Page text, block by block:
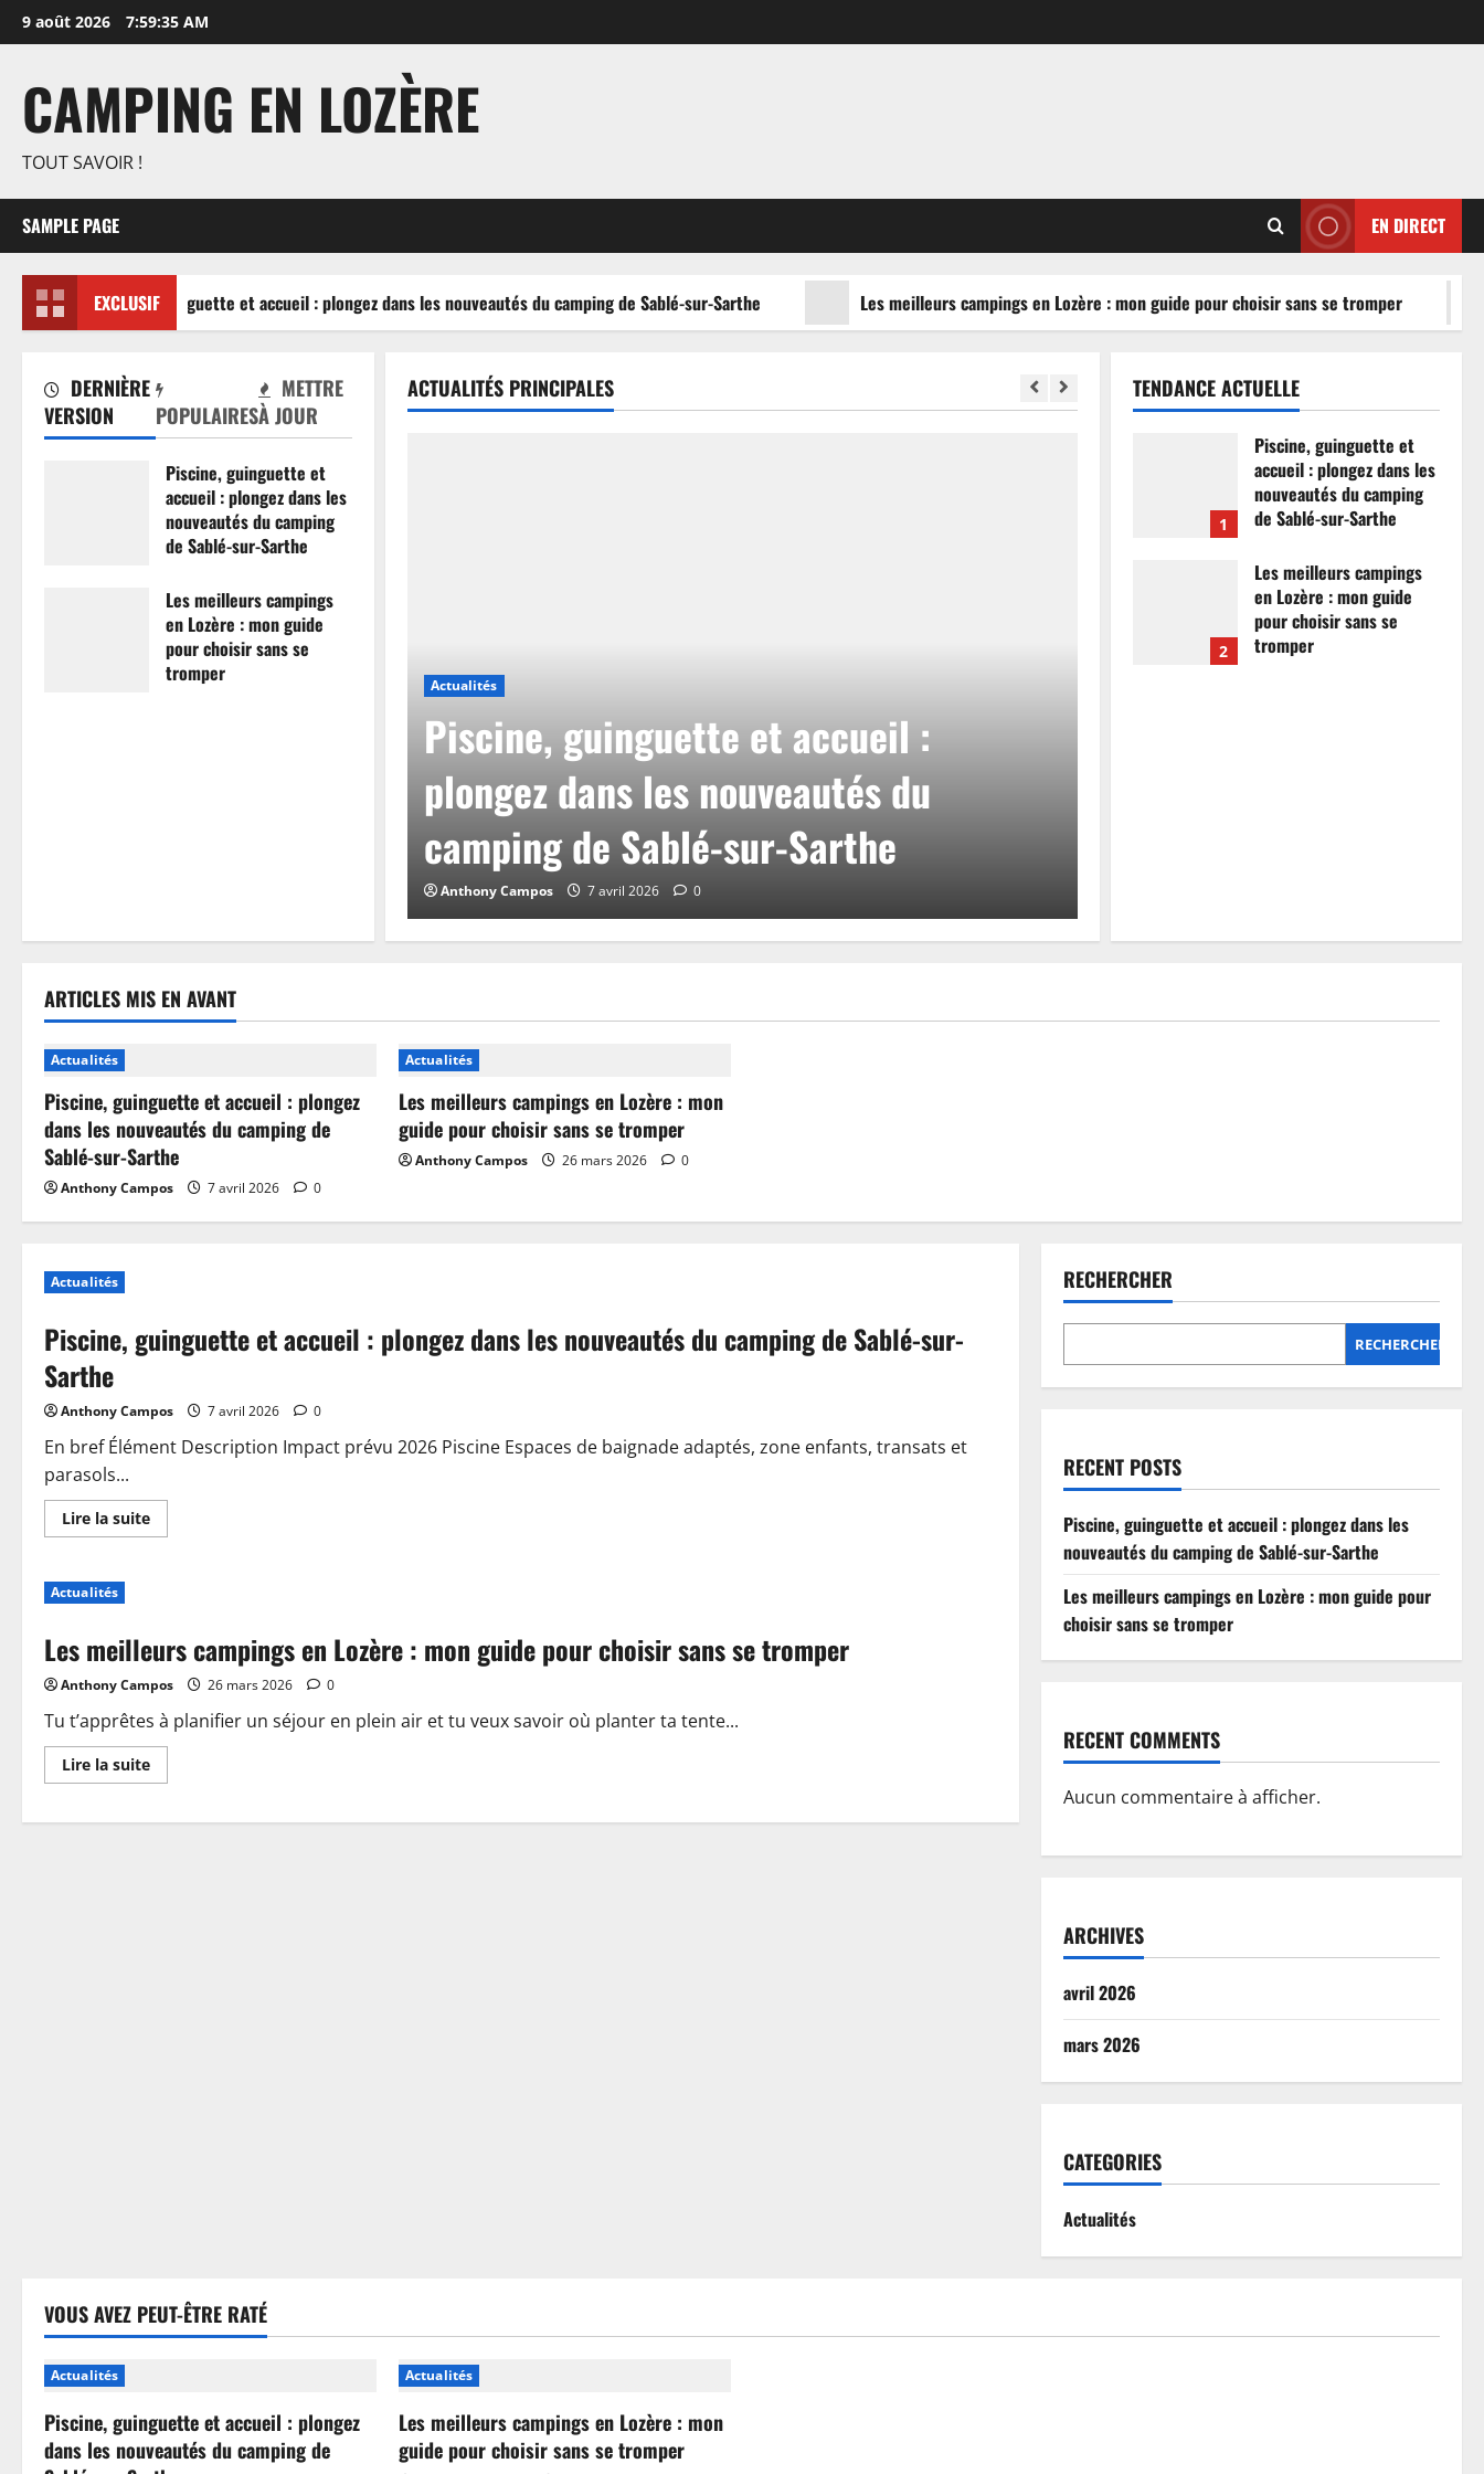
Aller
au
9 août 2026 7:59:35 AM
CAMPING EN LOZÈRE
TOUT SAVOIR !
SAMPLE PAGE EN DIRECT
EXCLUSIF
Piscine, guinguette et accueil : plongez dans les nouveautés du camping de Sablé-sur-Sarthe Les meilleurs campings en Lozère : mon guide pour choisir sans se tromper
DERNIÈRE
VERSION
POPULAIRES
METTRE
À JOUR
Piscine, guinguette et
accueil : plongez dans les
nouveautés du camping
de Sablé-sur-Sarthe
Les meilleurs campings
en Lozère : mon guide
pour choisir sans se
tromper
ACTUALITÉS PRINCIPALES
Actualités
Piscine, guinguette et accueil :
plongez dans les nouveautés du
camping de Sablé-sur-Sarthe
Anthony Campos 7 avril 2026 0
TENDANCE ACTUELLE
1
Piscine, guinguette et
accueil : plongez dans les
nouveautés du camping
de Sablé-sur-Sarthe
2
Les meilleurs campings
en Lozère : mon guide
pour choisir sans se
tromper
ARTICLES MIS EN AVANT
Actualités
Piscine, guinguette et accueil : plongez
dans les nouveautés du camping de
Sablé-sur-Sarthe
Anthony Campos 7 avril 2026 0
Actualités
Les meilleurs campings en Lozère : mon
guide pour choisir sans se tromper
Anthony Campos 26 mars 2026 0
Actualités
Piscine, guinguette et accueil : plongez dans les nouveautés du camping de Sablé-sur-
Sarthe
Anthony Campos 7 avril 2026 0
En bref Élément Description Impact prévu 2026 Piscine Espaces de baignade adaptés, zone enfants, transats et
parasols...
Lire la suiteEn
savoir
:
plongez
les
du
camping
de
Sablé-
sur-
Actualités
Les meilleurs campings en Lozère : mon guide pour choisir sans se tromper
Anthony Campos 26 mars 2026 0
Tu t’apprêtes à planifier un séjour en plein air et tu veux savoir où planter ta tente...
Lire la suiteEn
savoir
Les
RECHERCHER
RECHERCHER
RECENT POSTS
Piscine, guinguette et accueil : plongez dans les
nouveautés du camping de Sablé-sur-Sarthe
Les meilleurs campings en Lozère : mon guide pour
choisir sans se tromper
RECENT COMMENTS
Aucun commentaire à afficher.
ARCHIVES
avril 2026
mars 2026
CATEGORIES
Actualités
VOUS AVEZ PEUT-ÊTRE RATÉ
Actualités
Piscine, guinguette et accueil : plongez
dans les nouveautés du camping de
Actualités
Les meilleurs campings en Lozère : mon
guide pour choisir sans se tromper